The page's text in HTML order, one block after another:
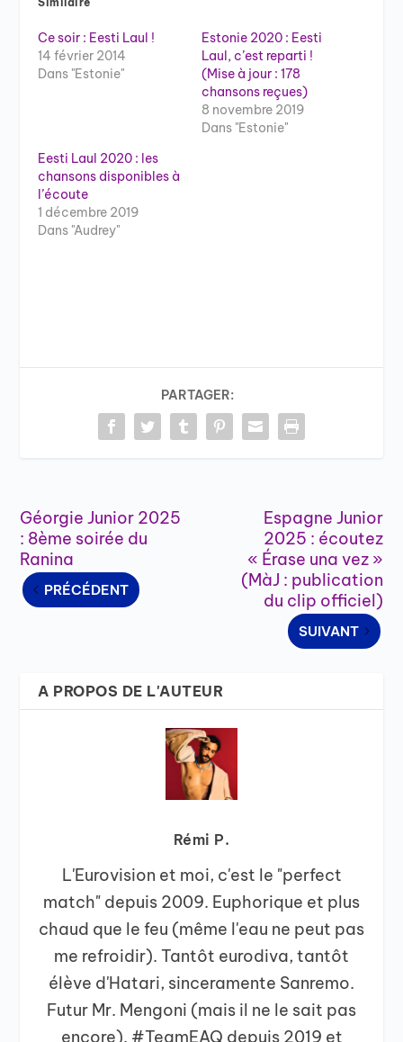
Ce soir : Eesti Laul !
14 février 2014
Dans "Estonie"
Estonie 2020 : Eesti
Laul, c’est reparti !
(Mise à jour : 178
chansons reçues)
8 novembre 2019
Dans "Estonie"
Eesti Laul 2020 : les
chansons disponibles à
l’écoute
1 décembre 2019
Dans "Audrey"
PARTAGER:
Géorgie Junior 2025
: 8ème soirée du
Ranina
PRÉCÉDENT
Espagne Junior
2025 : écoutez
« Érase una vez »
(MàJ : publication
du clip officiel)
SUIVANT
A PROPOS DE L'AUTEUR
Rémi P.
L'Eurovision et moi, c'est le "perfect
match" depuis 2009. Euphorique et plus
chaud que le feu (même l'eau ne peut pas
me refroidir). Tantôt eurodiva, tantôt
élève d'Hatari, sinceramente Sanremo.
Futur Mr. Mengoni (mais il ne le sait pas
encore). #TeamEAQ depuis 2019 et